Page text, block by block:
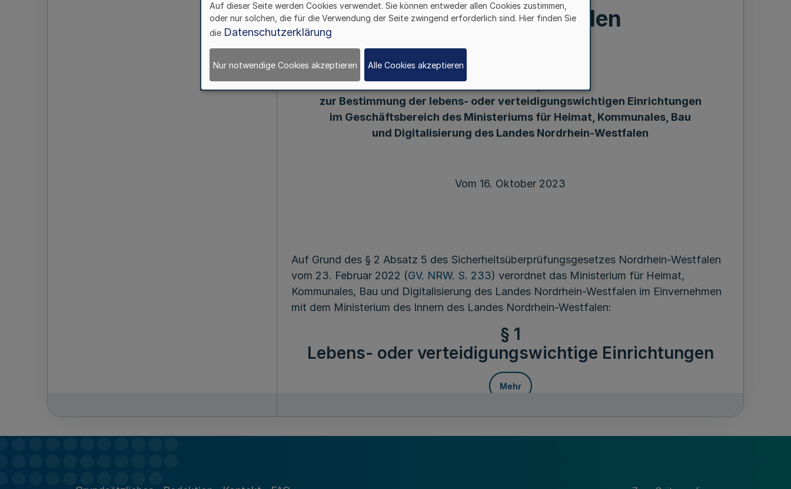
Nordrhein-Westfalen
zur Bestimmung der lebens- oder verteidigungswichtigen Einrichtungen
im Geschäftsbereich des Ministeriums für Heimat, Kommunales, Bau
und Digitalisierung des Landes Nordrhein-Westfalen
Vom 16. Oktober 2023
Auf Grund des § 2 Absatz 5 des Sicherheitsüberprüfungsgesetzes Nordrhein-Westfalen
vom 23. Februar 2022 (GV. NRW. S. 233) verordnet das Ministerium für Heimat,
Kommunales, Bau und Digitalisierung des Landes Nordrhein-Westfalen im Einvernehmen
mit dem Ministerium des Innern des Landes Nordrhein-Westfalen:
§ 1
Lebens- oder verteidigungswichtige Einrichtungen
Mehr
Auf dieser Seite werden Cookies verwendet. Sie können entweder allen Cookies zustimmen,
oder nur solchen, die für die Verwendung der Seite zwingend erforderlich sind. Hier finden Sie
die Datenschutzerklärung
Nur notwendige Cookies akzeptieren Alle Cookies akzeptieren